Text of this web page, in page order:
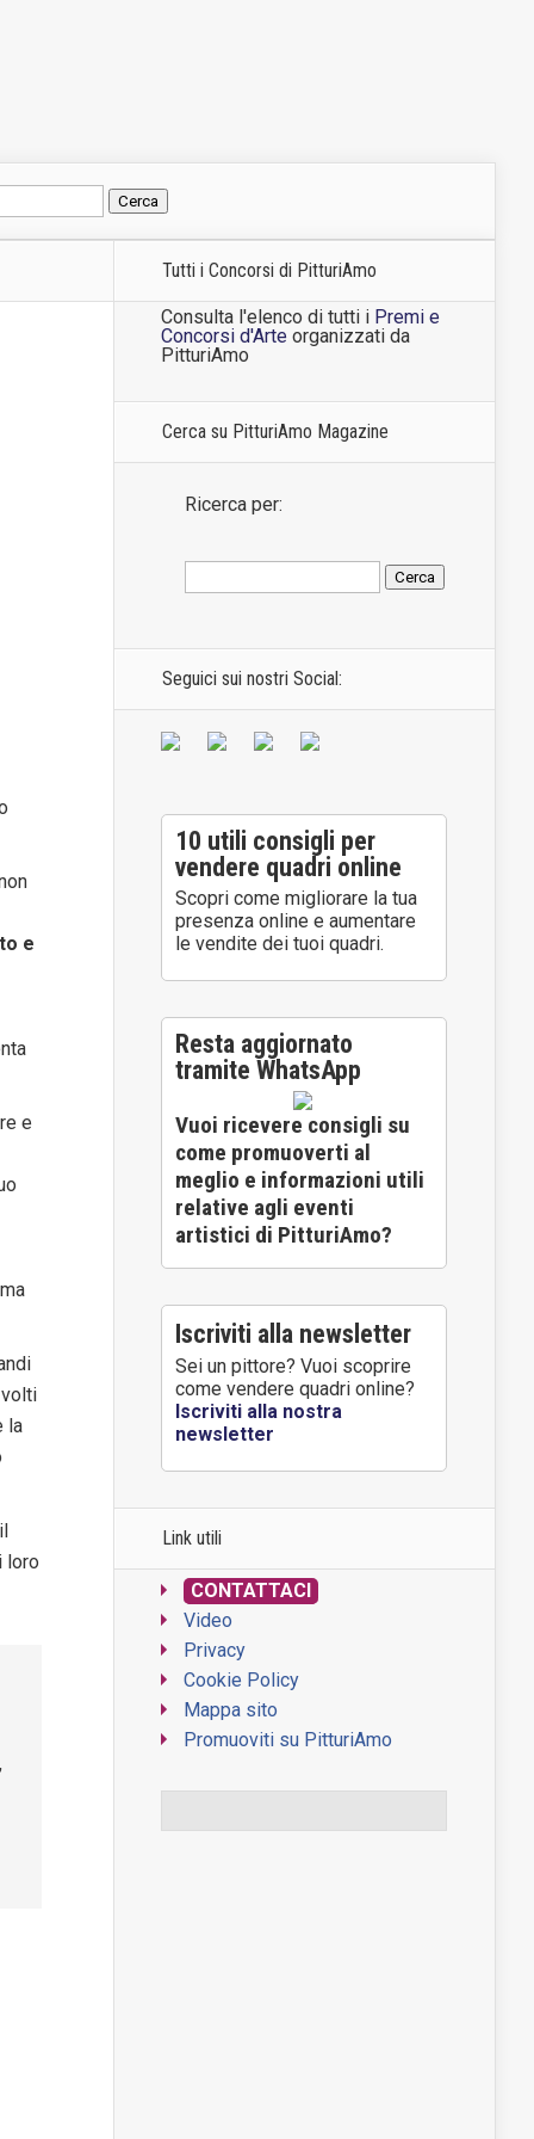
e
e
la
loro
,
Tutti i Concorsi di PitturiAmo
Consulta l'elenco di tutti i Premi e
Concorsi d'Arte organizzati da
PitturiAmo
Cerca su PitturiAmo Magazine
Ricerca per:
Seguici sui nostri Social:
10 utili consigli per
vendere quadri online
Scopri come migliorare la tua
presenza online e aumentare
le vendite dei tuoi quadri.
Resta aggiornato
tramite WhatsApp
Vuoi ricevere consigli su
come promuoverti al
meglio e informazioni utili
relative agli eventi
artistici di PitturiAmo?
Iscriviti alla newsletter
Sei un pittore? Vuoi scoprire
come vendere quadri online?
Iscriviti alla nostra
newsletter
Link utili
CONTATTACI
Video
Privacy
Cookie Policy
Mappa sito
Promuoviti su PitturiAmo